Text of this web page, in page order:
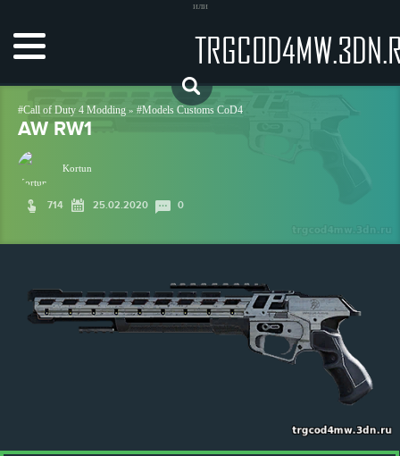
или
Call of Duty 4 Modding » Models Customs CoD4
AW RW1
Kortun
714 25.02.2020 0